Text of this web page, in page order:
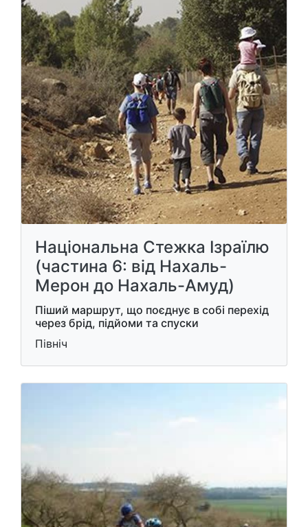
Національна Стежка Ізраїлю
(частина 6: від Нахаль-
Мерон до Нахаль-Амуд)
Піший маршрут, що поєднує в собі перехід
через брід, підйоми та спуски
Північ